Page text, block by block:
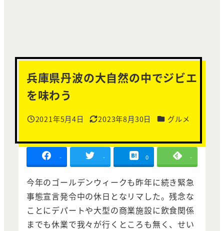
兵庫県丹波の大自然の中でジビエ
を味わう
投稿日
2021年5月4日
更新日
2023年8月30日 カテゴリー
グルメ
- - 0 -
今年のゴールデンウィークも昨年に続き緊急
事態宣言発令中の休日となリマした。残念な
ことにデパートや大型の商業施設に飲食関係
までも休業で我々が行くところも無く、せい